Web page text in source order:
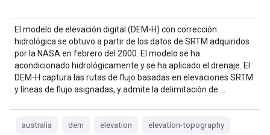
El modelo de elevación digital (DEM-H) con corrección
hidrológica se obtuvo a partir de los datos de SRTM adquiridos
por la NASA en febrero del 2000. El modelo se ha
acondicionado hidrológicamente y se ha aplicado el drenaje. El
DEM-H captura las rutas de flujo basadas en elevaciones SRTM
y líneas de flujo asignadas, y admite la delimitación de …
australia dem elevation elevation-topography